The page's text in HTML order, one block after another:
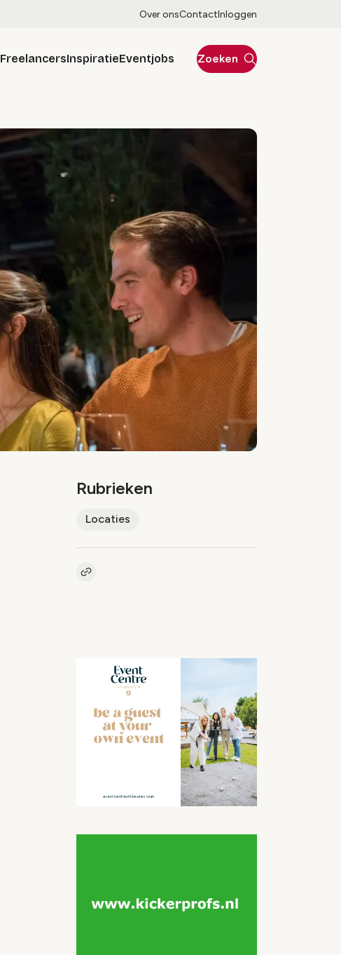
Over onsContactInloggen
FreelancersInspiratieEventjobs Zoeken
Rubrieken
Locaties
Kopieer link naar artikel